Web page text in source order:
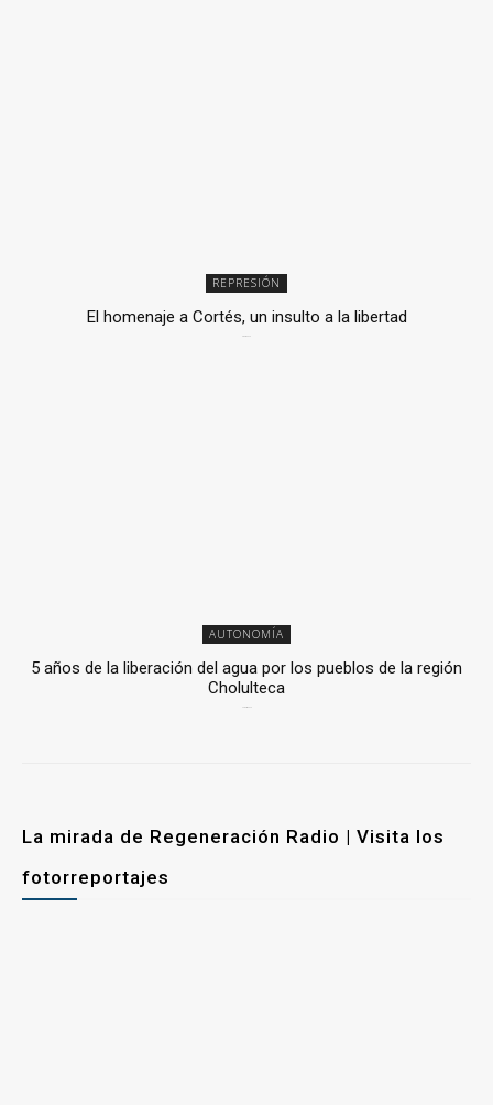
REPRESIÓN
El homenaje a Cortés, un insulto a la libertad
AUTONOMÍA
5 años de la liberación del agua por los pueblos de la región
Cholulteca
La mirada de Regeneración Radio | Visita los
fotorreportajes